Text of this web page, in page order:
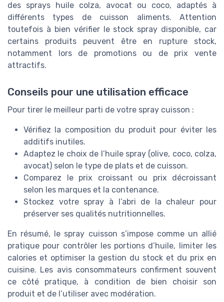
des sprays huile colza, avocat ou coco, adaptés à
différents types de cuisson aliments. Attention
toutefois à bien vérifier le stock spray disponible, car
certains produits peuvent être en rupture stock,
notamment lors de promotions ou de prix vente
attractifs.
Conseils pour une utilisation efficace
Pour tirer le meilleur parti de votre spray cuisson :
Vérifiez la composition du produit pour éviter les
additifs inutiles.
Adaptez le choix de l’huile spray (olive, coco, colza,
avocat) selon le type de plats et de cuisson.
Comparez le prix croissant ou prix décroissant
selon les marques et la contenance.
Stockez votre spray à l’abri de la chaleur pour
préserver ses qualités nutritionnelles.
En résumé, le spray cuisson s’impose comme un allié
pratique pour contrôler les portions d’huile, limiter les
calories et optimiser la gestion du stock et du prix en
cuisine. Les avis consommateurs confirment souvent
ce côté pratique, à condition de bien choisir son
produit et de l’utiliser avec modération.